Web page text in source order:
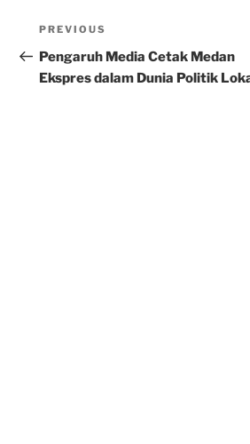
Post
navigation
Previous
Post
PREVIOUS
Pengaruh Media Cetak Medan
Ekspres dalam Dunia Politik